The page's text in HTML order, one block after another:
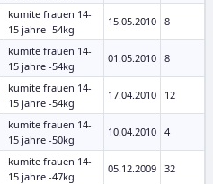
kumite frauen 14-
15 jahre -54kg
15.05.2010 8
kumite frauen 14-
15 jahre -54kg
01.05.2010 8
kumite frauen 14-
15 jahre -54kg
17.04.2010 12
kumite frauen 14-
15 jahre -50kg
10.04.2010 4
kumite frauen 14-
15 jahre -47kg
05.12.2009 32